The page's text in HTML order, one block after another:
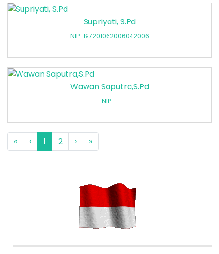
Supriyati, S.Pd
NIP: 197201062006042006
Wawan Saputra,S.Pd
NIP: -
« ‹ 1 2 › »